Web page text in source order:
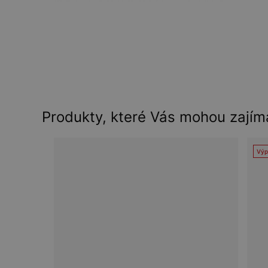
Produkty, které Vás mohou